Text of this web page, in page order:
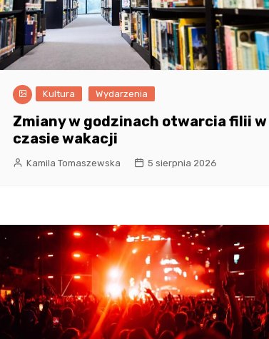
Kultura Wydarzenia
Zmiany w godzinach otwarcia filii w
czasie wakacji
Kamila Tomaszewska 5 sierpnia 2026